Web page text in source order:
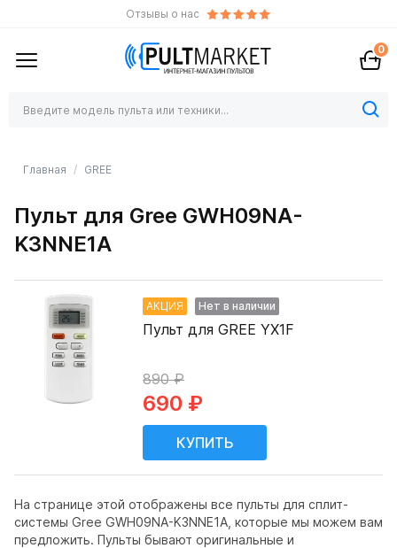
Отзывы о нас
0
Главная GREE
Пульт для Gree GWH09NA-
K3NNE1A
На странице этой отображены все пульты для сплит-
системы Gree GWH09NA-K3NNE1A, которые мы можем вам
предложить. Пульты бывают оригинальные и
АКЦИЯ Нет в наличии
Пульт для GREE YX1F
890 ₽
690 ₽